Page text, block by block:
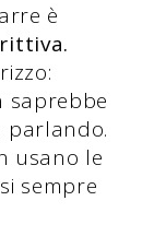
è
saprebbe
parlando.
usano le
sempre